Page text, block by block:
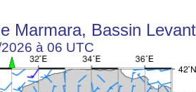
Marmara, Bassin
à 06 UTC